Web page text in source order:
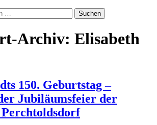
Archiv: Elisabeth
150. Geburtstag –
Jubiläumsfeier der